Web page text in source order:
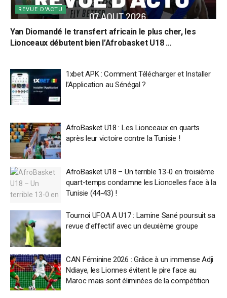
REVUE D'ACTU
Yan Diomandé le transfert africain le plus cher, les
Lionceaux débutent bien l’Afrobasket U18 …
1xbet APK : Comment Télécharger et Installer
l’Application au Sénégal ?
AfroBasket U18 : Les Lionceaux en quarts
après leur victoire contre la Tunisie !
AfroBasket U18 – Un terrible 13-0 en troisième
quart-temps condamne les Lioncelles face à la
Tunisie (44-43) !
Tournoi UFOA A U17 : Lamine Sané poursuit sa
revue d’effectif avec un deuxième groupe
CAN Féminine 2026 : Grâce à un immense Adji
Ndiaye, les Lionnes évitent le pire face au
Maroc mais sont éliminées de la compétition